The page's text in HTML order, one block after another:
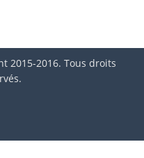
2015-2016. Tous droits